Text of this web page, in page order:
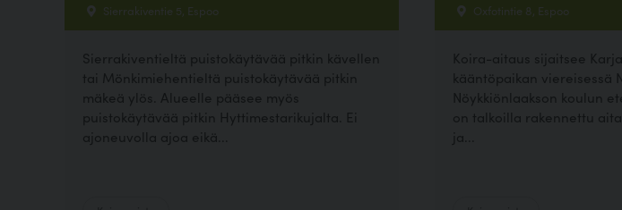
Sierrakiventie 5, Espoo
Sierrakiventieltä puistokäytävää pitkin kävellen
tai Mönkimiehentieltä puistokäytävää pitkin
mäkeä ylös. Alueelle pääsee myös
puistokäytävää pitkin Hyttimestarikujalta. Ei
ajoneuvolla ajoa eikä...
Oxfotintie 8, Espoo
Koira-aitaus sijaitsee
kääntöpaikan viereisessä
Nöykkiönlaakson koulun
on talkoilla rakennettu
ja...